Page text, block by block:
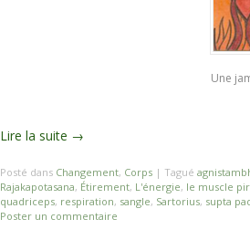
Une
Lire la suite →
Posté dans Changement, Corps | Tagué
Rajakapotasana, Étirement, L'énergie, le muscle
quadriceps, respiration, sangle, Sartorius, supta
Poster un commentaire